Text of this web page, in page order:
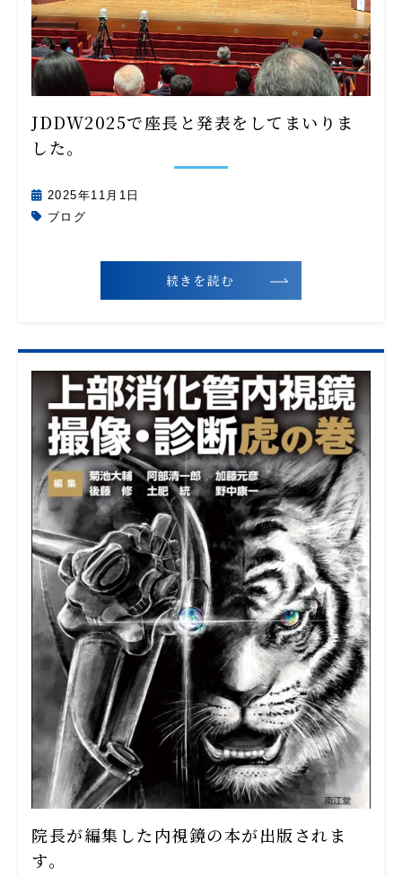
JDDW2025で座長と発表をしてまいりま
した。
2025年11月1日
ブログ
続きを読む
院長が編集した内視鏡の本が出版されま
す。